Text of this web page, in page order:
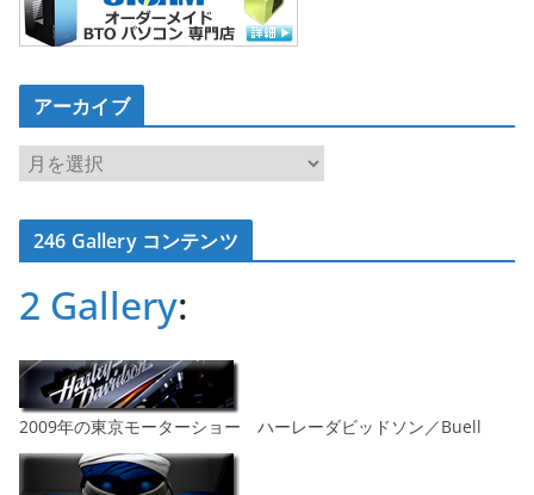
アーカイブ
ア
ー
カ
イ246 Gallery コンテンツ
2 Gallery:
2009年の東京モーターショー ハーレーダビッドソン／Buell